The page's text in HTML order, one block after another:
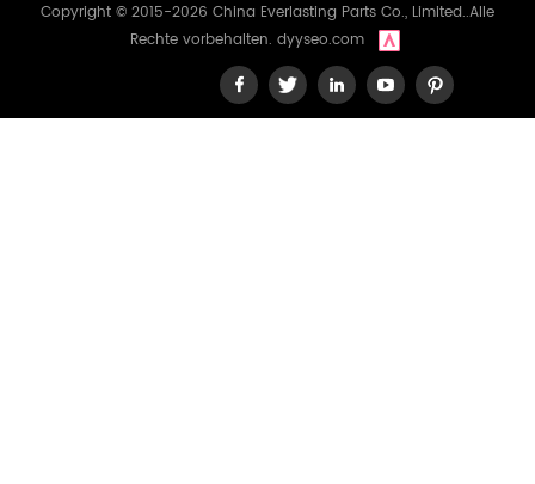
Copyright © 2015-2026 China Everlasting Parts Co., Limited..Alle
Rechte vorbehalten. dyyseo.com